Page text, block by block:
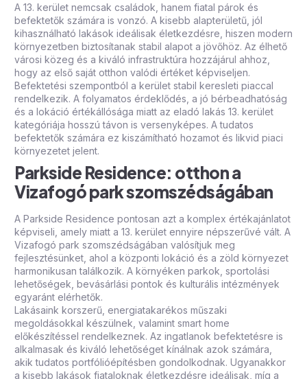
A 13. kerület nemcsak családok, hanem fiatal párok és
befektetők számára is vonzó. A kisebb alapterületű, jól
kihasználható lakások ideálisak életkezdésre, hiszen modern
környezetben biztosítanak stabil alapot a jövőhöz. Az élhető
városi közeg és a kiváló infrastruktúra hozzájárul ahhoz,
hogy az első saját otthon valódi értéket képviseljen.
Befektetési szempontból a kerület stabil keresleti piaccal
rendelkezik. A folyamatos érdeklődés, a jó bérbeadhatóság
és a lokáció értékállósága miatt az eladó lakás 13. kerület
kategóriája hosszú távon is versenyképes. A tudatos
befektetők számára ez kiszámítható hozamot és likvid piaci
környezetet jelent.
Parkside Residence: otthon a
Vizafogó park szomszédságában
A Parkside Residence pontosan azt a komplex értékajánlatot
képviseli, amely miatt a 13. kerület ennyire népszerűvé vált. A
Vizafogó park szomszédságában valósítjuk meg
fejlesztésünket, ahol a központi lokáció és a zöld környezet
harmonikusan találkozik. A környéken parkok, sportolási
lehetőségek, bevásárlási pontok és kulturális intézmények
egyaránt elérhetők.
Lakásaink korszerű, energiatakarékos műszaki
megoldásokkal készülnek, valamint smart home
előkészítéssel rendelkeznek. Az ingatlanok befektetésre is
alkalmasak és kiváló lehetőséget kínálnak azok számára,
akik tudatos portfólióépítésben gondolkodnak. Ugyanakkor
a kisebb lakások fiataloknak életkezdésre ideálisak, míg a